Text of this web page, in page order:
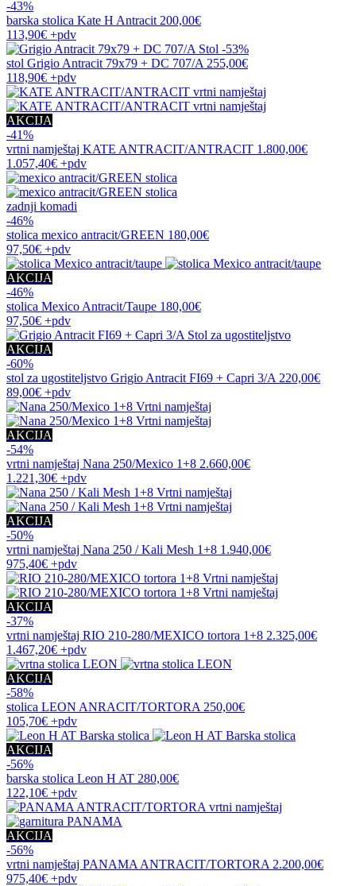
-43%
barska stolica Kate H Antracit 200,00€
113,90€ +pdv
-53%
stol Grigio Antracit 79x79 + DC 707/A 255,00€
118,90€ +pdv
AKCIJA
-41%
vrtni namještaj KATE ANTRACIT/ANTRACIT 1.800,00€
1.057,40€ +pdv
zadnji komadi
-46%
stolica mexico antracit/GREEN 180,00€
97,50€ +pdv
AKCIJA
-46%
stolica Mexico Antracit/Taupe 180,00€
97,50€ +pdv
AKCIJA
-60%
stol za ugostiteljstvo Grigio Antracit FI69 + Capri 3/A 220,00€
89,00€ +pdv
AKCIJA
-54%
vrtni namještaj Nana 250/Mexico 1+8 2.660,00€
1.221,30€ +pdv
AKCIJA
-50%
vrtni namještaj Nana 250 / Kali Mesh 1+8 1.940,00€
975,40€ +pdv
AKCIJA
-37%
vrtni namještaj RIO 210-280/MEXICO tortora 1+8 2.325,00€
1.467,20€ +pdv
AKCIJA
-58%
stolica LEON ANRACIT/TORTORA 250,00€
105,70€ +pdv
AKCIJA
-56%
barska stolica Leon H AT 280,00€
122,10€ +pdv
AKCIJA
-56%
vrtni namještaj PANAMA ANTRACIT/TORTORA 2.200,00€
975,40€ +pdv